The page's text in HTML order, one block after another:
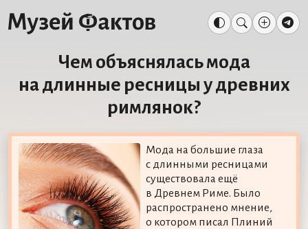
Чем объяснялась мода
на длинные ресницы у древних
римлянок?
Мода на большие глаза
с длинными ресницами
существовала ещё
в Древнем Риме. Было
распространено мнение,
о котором писал Плиний